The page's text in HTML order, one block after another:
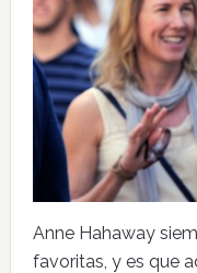
Anne Hahaway
favoritas, y es que